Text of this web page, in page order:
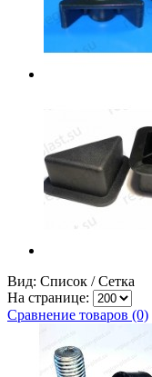
Вид: Список /Сетка
На странице:
Сравнение товаров (0)